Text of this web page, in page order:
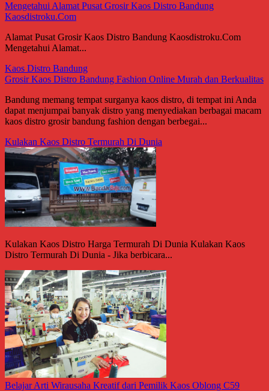
Mengetahui Alamat Pusat Grosir Kaos Distro Bandung
Kaosdistroku.Com
Alamat Pusat Grosir Kaos Distro Bandung Kaosdistroku.Com
Mengetahui Alamat...
Kaos Distro Bandung
Grosir Kaos Distro Bandung Fashion Online Murah dan Berkualitas
Bandung memang tempat surganya kaos distro, di tempat ini Anda
dapat menjumpai banyak distro yang menyediakan berbagai macam
kaos distro grosir bandung fashion dengan berbegai...
Kulakan Kaos Distro Termurah Di Dunia
Kulakan Kaos Distro Harga Termurah Di Dunia Kulakan Kaos
Distro Termurah Di Dunia - Jika berbicara...
Belajar Arti Wirausaha Kreatif dari Pemilik Kaos Oblong C59